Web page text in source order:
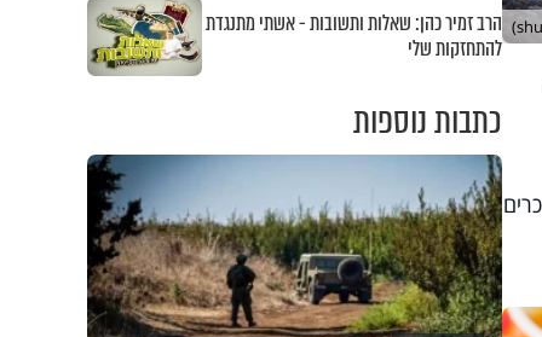
הרב זמיר כהן: שאלות ותשובות - אשתי מתנגדת
להתחזקות שלי
כתבות נוספות